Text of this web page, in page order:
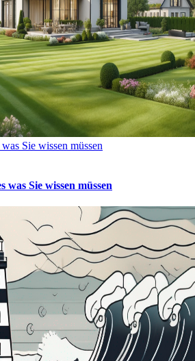
Sie wissen müssen
was Sie wissen müssen